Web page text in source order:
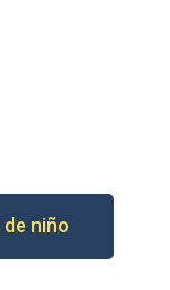
niño